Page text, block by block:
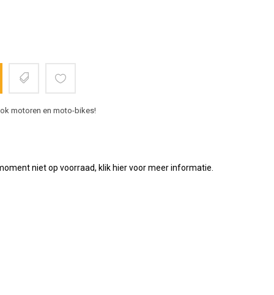
motoren en moto-bikes!
niet op voorraad, klik hier voor meer informatie.